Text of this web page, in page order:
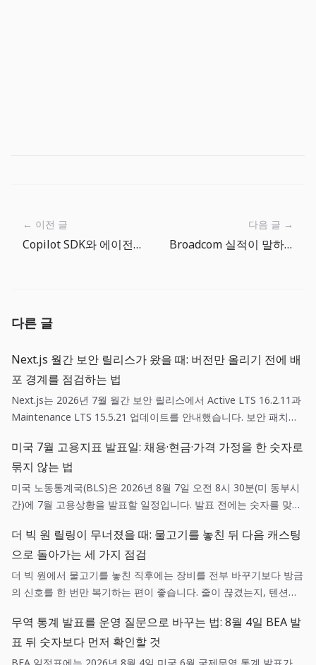
← 이전 글
Copilot SDK와 에이전트 보안 검증: 사내 AI 개발 도구는 이제 통제면이 먼저다
다음 글 →
Broadcom 실적이 말하는 AI 칩 경제학: GPU 다음 병목은 맞춤형 반도체와 네트워킹이다
다른 글
Next.js 월간 보안 릴리스가 왔을 때: 버전만 올리기 전에 배
포 경계를 점검하는 법
Next.js는 2026년 7월 월간 보안 릴리스에서 Active LTS 16.2.11과
Maintenance LTS 15.5.21 업데이트를 안내했습니다. 보안 패치는
기 기준을 함께 갖춘 배포 작업입니다.
미국 7월 고용지표 발표일: 채용·현금·가격 가정을 한 숫자로
묶지 않는 법
미국 노동통계국(BLS)은 2026년 8월 7일 오전 8시 30분(미 동부시
간)에 7월 고용상황을 발표할 일정입니다. 발표 전에는 숫자를 맞히
질지 미리 정하는 편이 실무에 도움이 됩니다.
더 빅 원 릴링이 무너졌을 때: 물고기를 놓친 뒤 다음 캐스팅
으로 돌아가는 세 가지 점검
더 빅 원에서 물고기를 놓친 직후에는 장비를 전부 바꾸기보다 방금
의 신호를 한 번만 복기하는 편이 좋습니다. 줄이 끊겼는지, 텐션이
이 훨씬 선명해집니다.
무역 통계 발표를 운영 질문으로 바꾸는 법: 8월 4일 BEA 발
표 뒤 숫자보다 먼저 확인할 것